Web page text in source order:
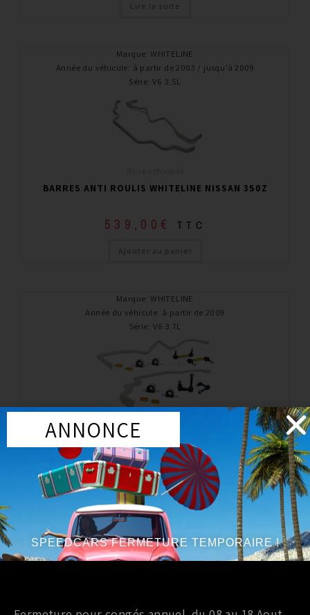
Lire la suite
Marque:WHITELINE
Année du véhicule: à partir de 2003 / jusqu’à 2009
Série: V6 3.5L
BARRES ANTI ROULIS WHITELINE NISSAN 350Z
539,00 € TTC
Ajouter au panier
Marque:WHITELINE
Année du véhicule: à partir de 2009
Série: V6 3.7L
Barre anti roulis
BARRES ANTI ROULIS WHITELINE NISSAN 370Z / G37
815,00€ TTC
Ajouter au panier
Marque:WHITELINE
Année du véhicule:à partir de 2009
ANNONCE
SPEEDCARS FERMETURE TEMPORAIRE !